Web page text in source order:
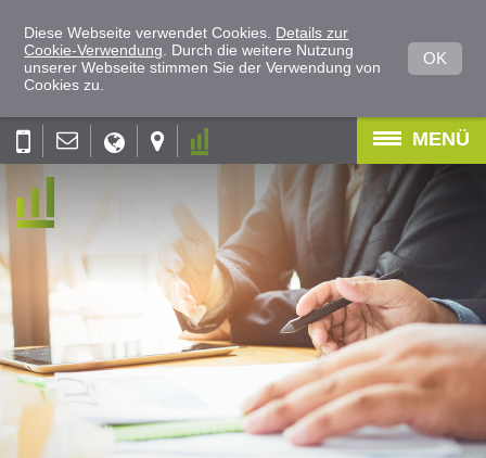
Diese Webseite verwendet Cookies. Details zur
Cookie-Verwendung . Durch die weitere Nutzung
unserer Webseite stimmen Sie der Verwendung von
Cookies zu.
OK
MENÜ